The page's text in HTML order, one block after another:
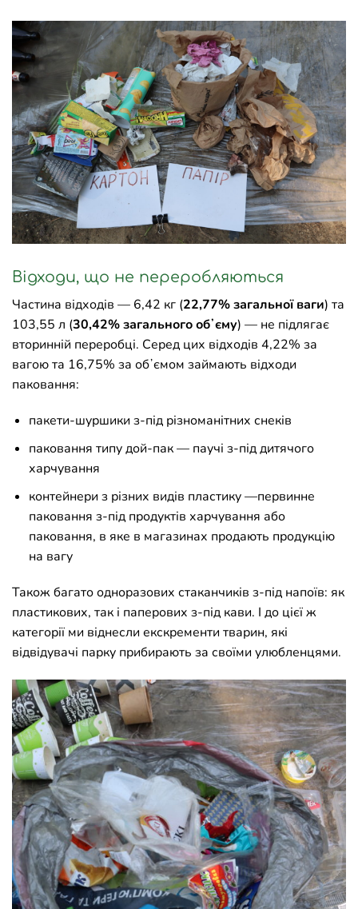
Відходи, що не переробляються
Частина відходів — 6,42 кг (22,77% загальної ваги) та
103,55 л (30,42% загального обʼєму) — не підлягає
вторинній переробці. Серед цих відходів 4,22% за
вагою та 16,75% за обʼємом займають відходи
паковання:
пакети-шуршики з-під різноманітних снеків
паковання типу дой-пак — паучі з-під дитячого
харчування
контейнери з різних видів пластику —первинне
паковання з-під продуктів харчування або
паковання, в яке в магазинах продають продукцію
на вагу
Також багато одноразових стаканчиків з-під напоїв: як
пластикових, так і паперових з-під кави. І до цієї ж
категорії ми віднесли екскременти тварин, які
відвідувачі парку прибирають за своїми улюбленцями.